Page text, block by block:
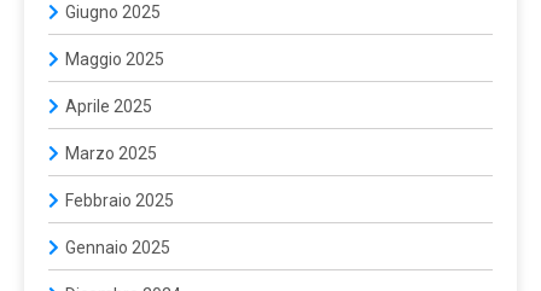
Giugno 2025
Maggio 2025
Aprile 2025
Marzo 2025
Febbraio 2025
Gennaio 2025